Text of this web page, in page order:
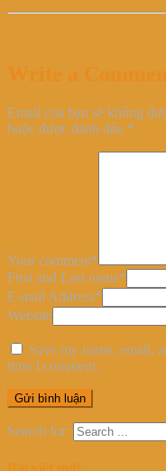
Email của bạn sẽ không
buộc được đánh dấu *
Your comment*
First and Last name*
E-mail Address*
Website
Save my name, email,
time I comment.
Search for: